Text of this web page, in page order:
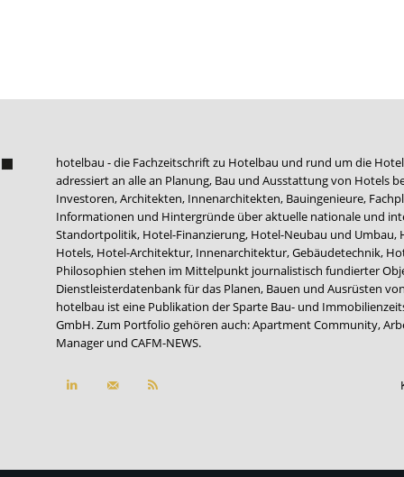
hotelbau - die Fachzeitschrift zu Hotelbau und rund um die
adressiert an alle an Planung, Bau und Ausstattung von Hotels
Investoren, Architekten, Innenarchitekten, Bauingenieure,
Informationen und Hintergründe über aktuelle nationale und
Standortpolitik, Hotel-Finanzierung, Hotel-Neubau und
Hotels, Hotel-Architektur, Innenarchitektur, Gebäudetechnik,
Philosophien stehen im Mittelpunkt journalistisch fundierter
Dienstleisterdatenbank für das Planen, Bauen und Ausrüsten
hotelbau ist eine Publikation der Sparte Bau- und
GmbH. Zum Portfolio gehören auch:Apartment Community,
Manager und CAFM-NEWS.